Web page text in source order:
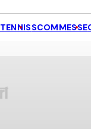
TENNISSCOMMESSE